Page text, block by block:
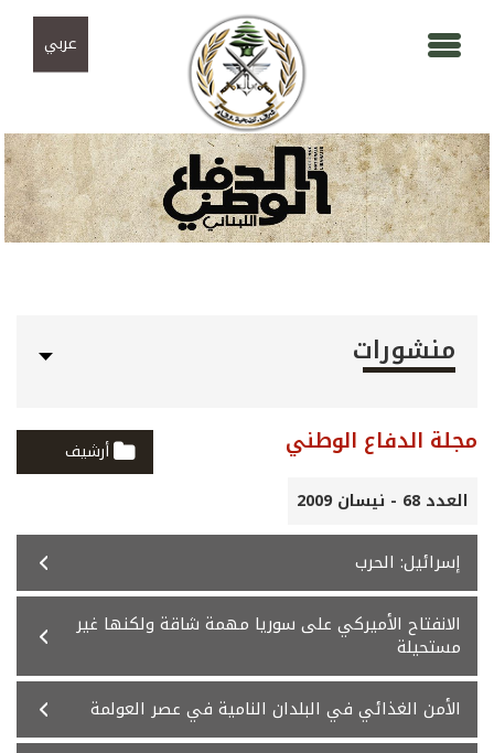
عربي
منشورات
مجلة الدفاع الوطني
أرشيف
العدد 68 - نيسان 2009
إسرائيل: الحرب
الانفتاح الأميركي على سوريا مهمة شاقة ولكنها غير
مستحيلة
الأمن الغذائي في البلدان النامية في عصر العولمة